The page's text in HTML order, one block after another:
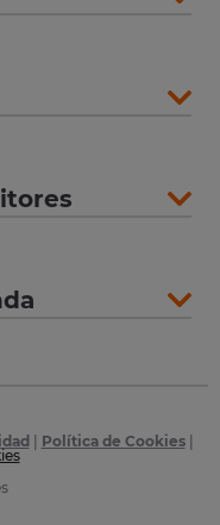
Política de Cookies|